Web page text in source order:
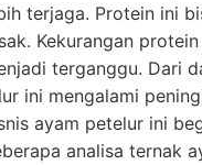
terjaga. Protein ini
Kekurangan
terganggu. Dari
ini mengalami
ayam petelur ini
analisa ternak